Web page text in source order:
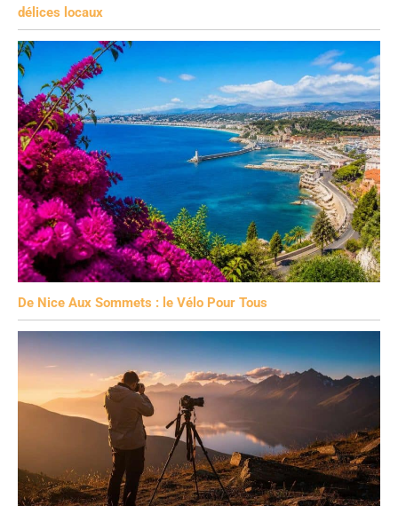
délices locaux
De Nice Aux Sommets : le Vélo Pour Tous